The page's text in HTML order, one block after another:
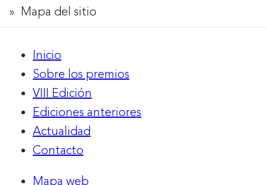
Rastro
migas
Mapa del sitio
Inicio
Sobre los premios
VIII Edición
Ediciones anteriores
Actualidad
Contacto
Mapa web